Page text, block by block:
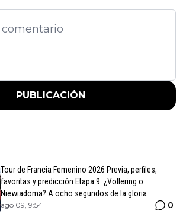
PUBLICACIÓN
Tour de Francia Femenino 2026 Previa, perfiles,
favoritas y predicción Etapa 9: ¿Vollering o
Niewiadoma? A ocho segundos de la gloria
ago 09, 9:54 0